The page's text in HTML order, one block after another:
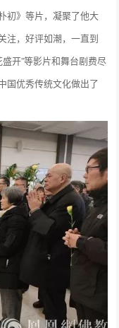
初》等片，凝聚了他大
注，好评如潮，一直到
盛开”等影片和舞台剧费尽
国优秀传统文化做出了